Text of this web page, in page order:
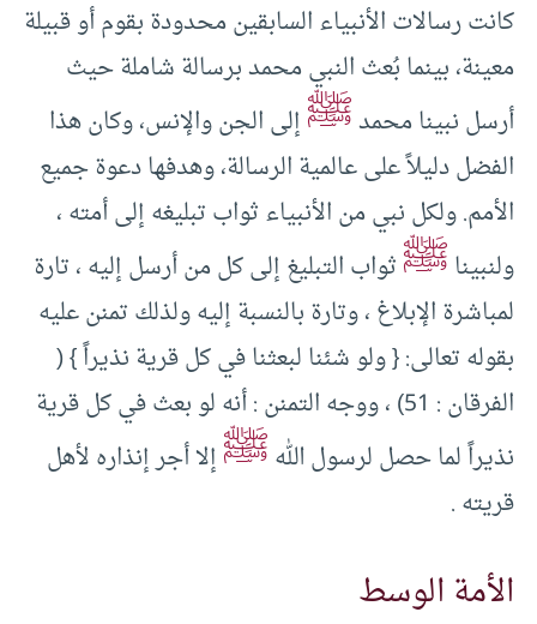
كانت رسالات الأنبياء السابقين محدودة بقوم أو قبيلة
معينة، بينما بُعث النبي محمد برسالة شاملة حيث
أرسل نبينا محمدﷺإلى الجن والإنس، وكان هذا
الفضل دليلاً على عالمية الرسالة، وهدفها دعوة جميع
الأمم. ولكل نبي من الأنبياء ثواب تبليغه إلى أمته ،
ولنبيناﷺثواب التبليغ إلى كل من أرسل إليه ، تارة
لمباشرة الإبلاغ ، وتارة بالنسبة إليه ولذلك تمنن عليه
بقوله تعالى: { ولو شئنا لبعثنا في كل قرية نذيراً } (
الفرقان : 51) ، ووجه التمنن : أنه لو بعث في كل قرية
نذيراً لما حصل لرسول اللهﷺإلا أجر إنذاره لأهل
قريته .
الأمة الوسط